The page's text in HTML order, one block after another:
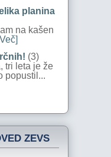
planina
na kašen
(3)
tri leta je že
popustil...
ZEVS